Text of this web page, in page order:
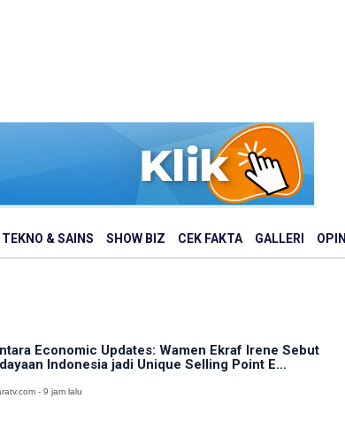
TEKNO & SAINS SHOW BIZ CEK FAKTA GALLERI OPINI
Economic Updates: Wamen Ekraf Irene Sebut
Indonesia jadi Unique Selling Point E...
- 9 jam lalu